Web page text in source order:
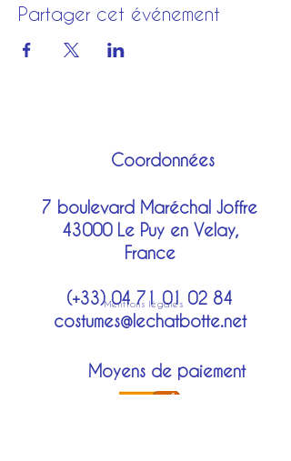
Partager cet événement
Mentions légales
Coordonnées
7 boulevard Maréchal Joffre
43000 Le Puy en Velay,
France
(+33)04 71 01 02 84
costumes@lechatbotte.net
Moyens de paiement